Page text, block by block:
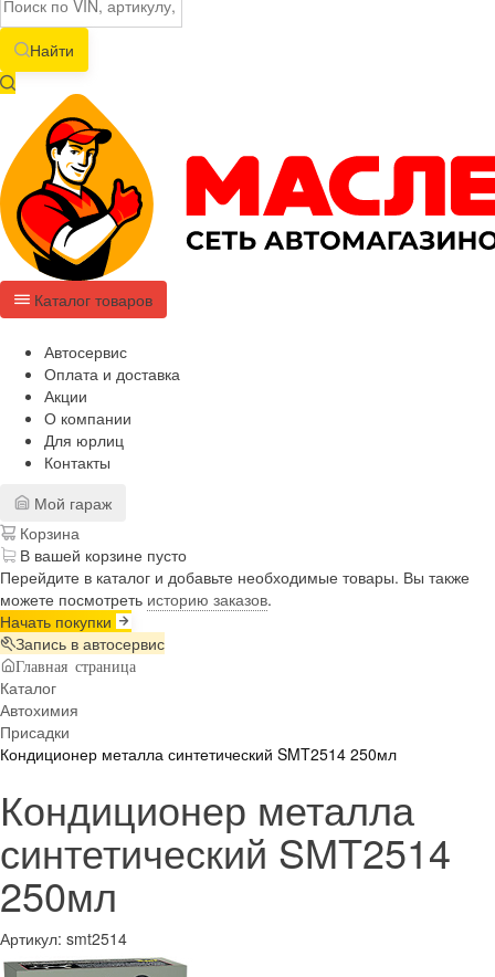
Найти
Каталог товаров
Автосервис
Оплата и доставка
Акции
О компании
Для юрлиц
Контакты
Мой гараж
Корзина
В вашей корзине пусто
Перейдите в каталог и добавьте необходимые товары. Вы также
можете посмотреть историю заказов.
Начать покупки
Запись в автосервис
Главная страница
Каталог
Автохимия
Присадки
Кондиционер металла синтетический SMT2514 250мл
Кондиционер металла
синтетический SMT2514
250мл
Артикул: smt2514